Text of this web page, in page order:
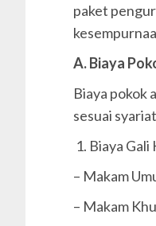
paket
A. Biaya
Biaya pokok
sesuai
1. Biaya Gali
– Makam
– Makam